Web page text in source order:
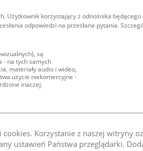
Korzystanie z naszej witryny
ustawień Państwa przeglądarki.
Użytkownik korzystający z odnośnika
odpowiedzi na przesłane pytania.
są
- na tych samych
materiały audio i wideo,
użycie niekomercyjne -
inaczej.